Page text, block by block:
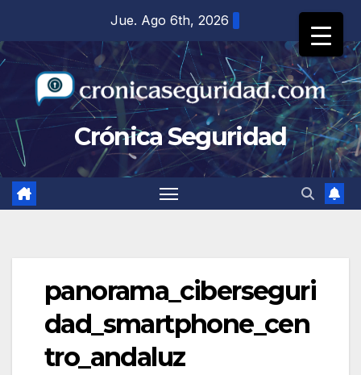
contenido
Jue. Ago 6th, 2026
Crónica Seguridad
panorama_ciberseguri
dad_smartphone_cen
tro_andaluz